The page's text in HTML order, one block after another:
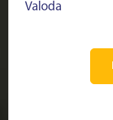
Valoda